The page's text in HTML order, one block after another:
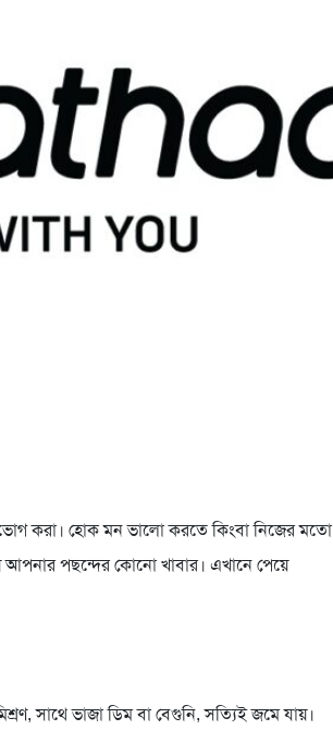
করা। হোক মন ভালো করতে কিংবা নিজের মতো
আপনার পছন্দের কোনো খাবার। এখানে পেয়ে
সাথে ভাজা ডিম বা বেগুনি, সত্যিই জমে যায়।